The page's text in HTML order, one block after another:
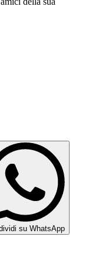
su WhatsApp